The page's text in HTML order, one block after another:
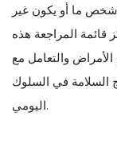
ما أو يكون غير
قائمة المراجعة هذه
والتعامل مع
السلامة في السلوك
اليومي.